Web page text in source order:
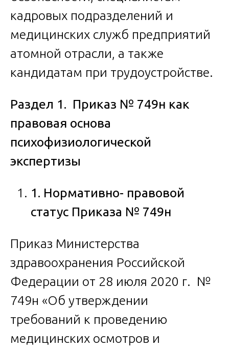
кадровых подразделений и
медицинских служб предприятий
атомной отрасли, а также
кандидатам при трудоустройстве.
Раздел 1. Приказ № 749н как
правовая основа
психофизиологической
экспертизы
1. Нормативно- правовой
статус Приказа № 749н
Приказ Министерства
здравоохранения Российской
Федерации от 28 июля 2020 г. №
749н «Об утверждении
требований к проведению
медицинских осмотров и